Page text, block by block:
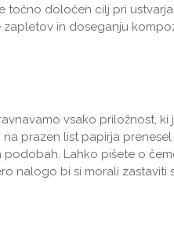
točno določen cilj pri
in doseganju
vsako priložnost, ki
prazen list papirja
podobah. Lahko pišete o
nalogo bi si morali zastaviti